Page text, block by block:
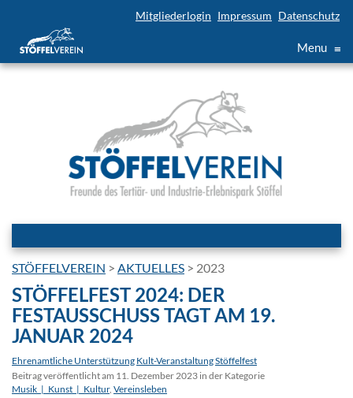
Mitgliederlogin Impressum Datenschutz
Menu ≡
STÖFFELVEREIN > AKTUELLES > 2023
STÖFFELFEST 2024: DER
FESTAUSSCHUSS TAGT AM 19.
JANUAR 2024
Ehrenamtliche Unterstützung Kult-VeranstaltungStöffelfest
Beitrag veröffentlicht am 11. Dezember 2023 in der Kategorie
Musik_|_Kunst_|_Kultur, Vereinsleben